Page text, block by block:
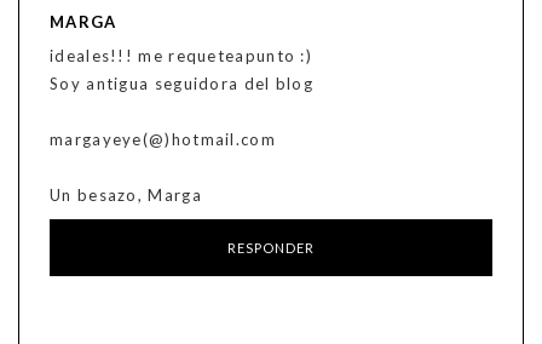
MARGA
ideales!!! me requeteapunto :)
Soy antigua seguidora del blog
margayeye(@)hotmail.com
Un besazo, Marga
RESPONDER